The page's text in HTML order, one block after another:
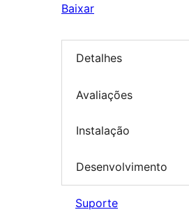
Baixar
Detalhes
Avaliações
Instalação
Desenvolvimento
Suporte